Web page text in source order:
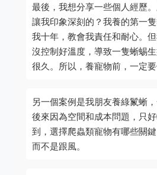
最後，我想分享一些個人經歷
讓我印象深刻的？我養的第一
我十年，教會我責任和耐心。
沒控制好溫度，導致一隻蜥蜴
很久。所以，養寵物前，一定要
另一個案例是我朋友養綠鬣蜥
後來因為空間和成本問題，只
到，選擇爬蟲類寵物有哪些關
而不是跟風。